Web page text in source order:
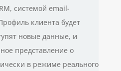
системой email-
клиента будет
новые данные, и
представление о
в режиме реального